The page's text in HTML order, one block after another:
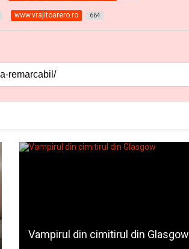
www.vrajitoarero.ro 664
Vampirul din cimitirul din Glasgow